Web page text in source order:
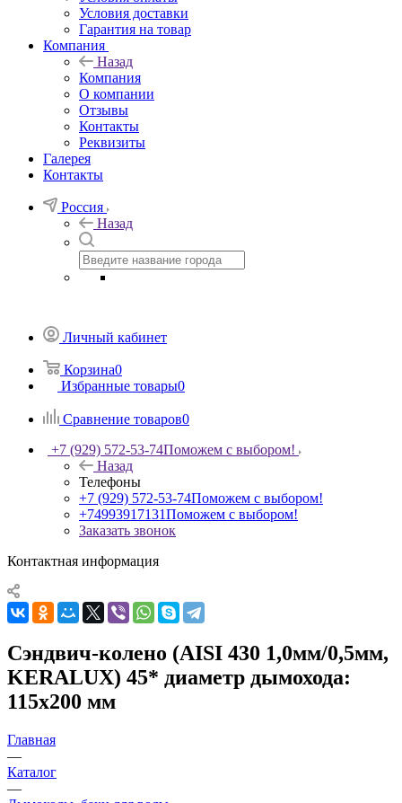
Условия доставки
Гарантия на товар
Компания
Назад
Компания
О компании
Отзывы
Контакты
Реквизиты
Галерея
Контакты
Россия
Назад
Личный кабинет
Корзина0
Избранные товары0
Сравнение товаров0
+7 (929) 572-53-74Поможем с выбором!
Назад
Телефоны
+7 (929) 572-53-74Поможем с выбором!
+74993917131Поможем с выбором!
Заказать звонок
Контактная информация
Сэндвич-колено (AISI 430 1,0мм/0,5мм,
KERALUX) 45* диаметр дымохода:
115х200 мм
Главная
—
Каталог
—